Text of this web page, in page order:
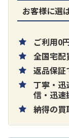
片耳巻
お客様に選
ご利用0
全国宅配
返品保証
丁寧・迅
信・迅速
納得の買